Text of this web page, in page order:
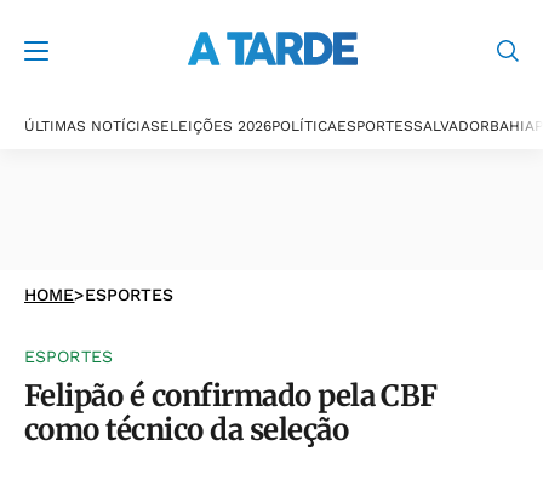
ÚLTIMAS NOTÍCIASELEIÇÕES 2026POLÍTICAESPORTESSALVADORBAHIA
HOME>ESPORTES
ESPORTES
Felipão é confirmado pela CBF
como técnico da seleção